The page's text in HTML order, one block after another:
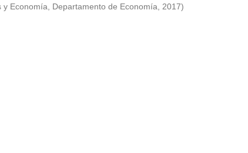
Economía, Departamento de Economía, 2017)